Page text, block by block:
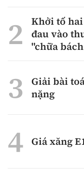
Khởi tố
đau vào
"chữa
Giải bài
nặng
Giá xăng